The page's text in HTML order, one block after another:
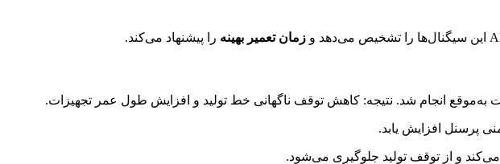
زمان تعمیر بهینه را پیشنهاد می‌کند.